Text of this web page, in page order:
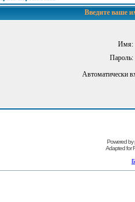
Введите ваше
Имя:
Пароль:
Автоматически
Powered by
Adapted for